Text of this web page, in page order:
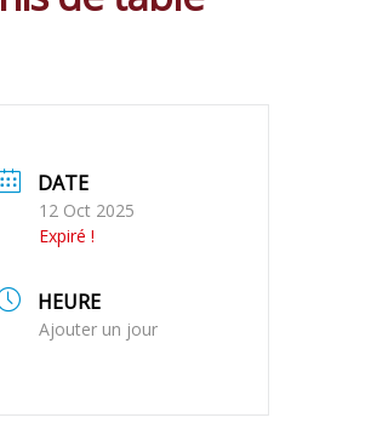
DATE
12 Oct 2025
Expiré !
HEURE
Ajouter un jour